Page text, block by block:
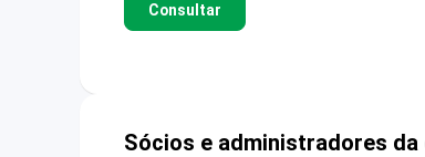
Consultar
Sócios e administradores da